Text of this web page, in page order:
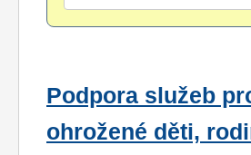
Podpora služeb
ohrožené děti,